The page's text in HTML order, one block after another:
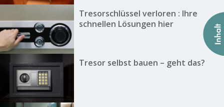
Tresorschlüssel verloren : Ihre
schnellen Lösungen hier
Tresor selbst bauen – geht das?